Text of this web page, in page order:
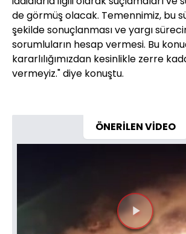
de görmüş olacak. Temennimiz, bu
şekilde sonuçlanması ve yargı
sorumluların hesap vermesi. Bu
kararlılığımızdan kesinlikle zerre
vermeyiz." diye konuştu.
ÖNERİLEN VİDEO